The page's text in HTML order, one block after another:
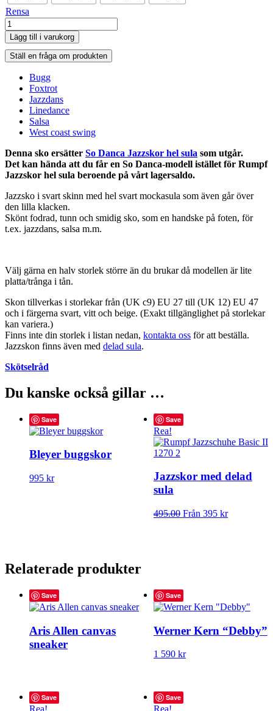
Rensa
Rumpf
jazzskor
hel
sula
Lägg till i varukorg
Ställ en fråga om produkten
Bugg
Foxtrot
Jazzdans
Linedance
Salsa
West coast swing
Denna sko ersätter So Danca Jazzskor hel sula som utgår.
Det kan hända att du får en So Danca-modell istället för Rumpf
Jazzskor hel sula beroende på vårt lagersaldo.
Jazzsko i svart skinn med hel svart mockasula som även går över
den lilla klacken.
Skönt fodrad, tunn och smidig sko, som en handske på foten, för
t.ex. jazzdans, salsa m.m.
Välj gärna en halv storlek större än du brukar då modellen är lite
platta/trånga i tån.
Skon tillverkas i storlekar från (UK c9) EU 27 till (UK 12) EU 47
och i färgerna svart, vitt och beige. (Exakt tillgänglighet på storlekar
kan variera.)
Finns inte din storlek i listan nedan, kontakta oss för att beställa.
Jazzskon finns även med delad sula.
Skötselråd
Du kanske också gillar …
Save
Bleyer buggskor
995 krDen
alternativen
kan
väljas
på
produktsidan
Save
Rea!
Jazzskor med delad
sula
495.00 Från 395 krDen
kan
på
Relaterade produkter
Save
Aris Allen canvas
sneaker
Save
Werner Kern “Debby”
1 590 krDen
Save
Rea!
Save
Rea!